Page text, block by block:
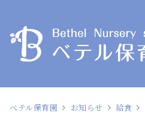
ベテル保育園 お知らせ 給食